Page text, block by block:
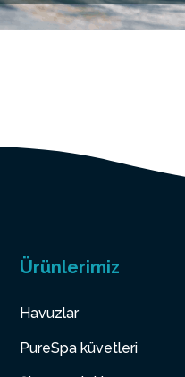
Ürünlerimiz
Havuzlar
PureSpa küvetleri